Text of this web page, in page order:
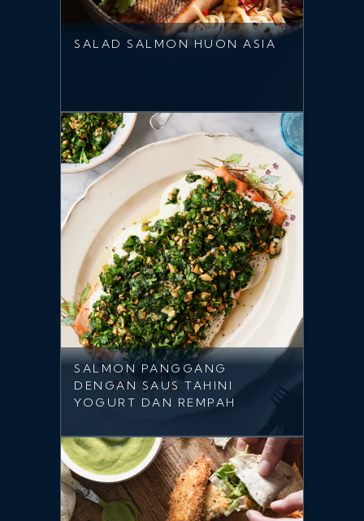
SALAD SALMON HUON ASIA
SALMON PANGGANG
DENGAN SAUS TAHINI
YOGURT DAN REMPAH